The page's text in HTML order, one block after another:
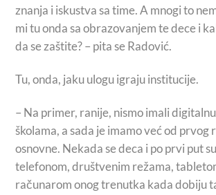
znanja i iskustva sa time. A mnogi to
mi tu onda sa obrazovanjem te dece i
da se zaštite? – pita se Radović.
Tu, onda, jaku ulogu igraju institucije.
– Na primer, ranije, nismo imali
školama, a sada je imamo već od prvog
osnovne. Nekada se deca i po prvi put
telefonom, društvenim režama,
računarom onog trenutka kada dobiju